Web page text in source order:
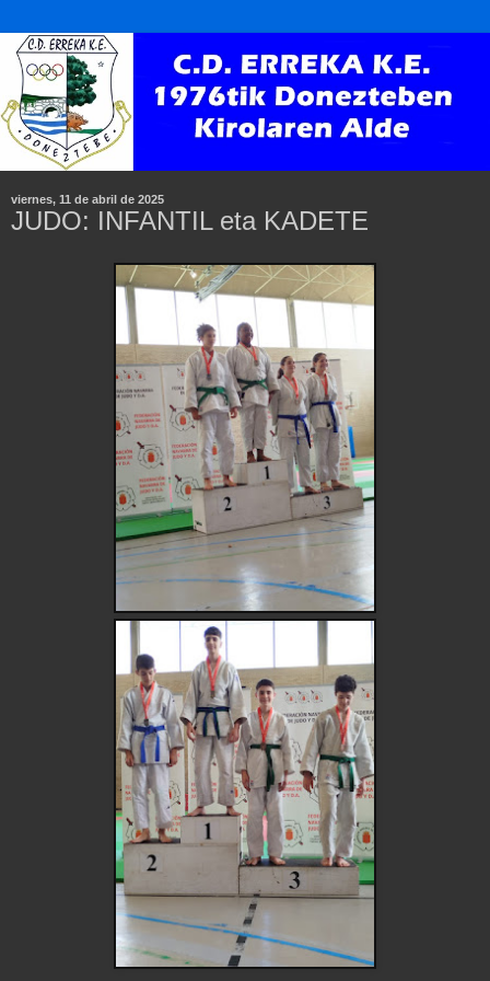
viernes, 11 de abril de 2025
JUDO: INFANTIL eta KADETE